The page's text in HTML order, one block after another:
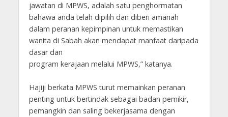
jawatan di MPWS, adalah satu penghormatan
bahawa anda telah dipilih dan diberi amanah
dalam peranan kepimpinan untuk memastikan
wanita di Sabah akan mendapat manfaat daripada
dasar dan
program kerajaan melalui MPWS,” katanya.
Hajiji berkata MPWS turut memainkan peranan
penting untuk bertindak sebagai badan pemikir,
pemangkin dan saling bekerjasama dengan